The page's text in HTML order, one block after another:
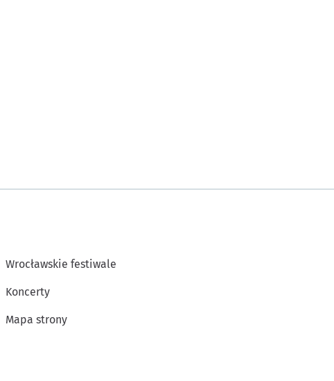
Wrocławskie festiwale
Koncerty
Mapa strony